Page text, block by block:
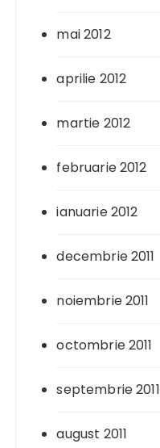
mai 2012
aprilie 2012
martie 2012
februarie 2012
ianuarie 2012
decembrie 2011
noiembrie 2011
octombrie 2011
septembrie 2011
august 2011